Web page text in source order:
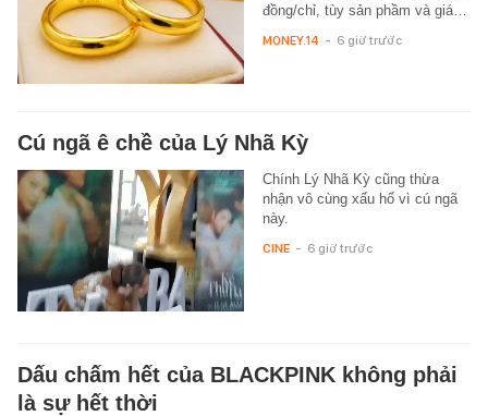
đồng/chỉ, tùy sản phầm và giá…
MONEY.14 - 6 giờ trước
Cú ngã ê chề của Lý Nhã Kỳ
Chính Lý Nhã Kỳ cũng thừa
nhận vô cùng xấu hổ vì cú ngã
này.
CINE - 6 giờ trước
Dấu chấm hết của BLACKPINK không phải
là sự hết thời